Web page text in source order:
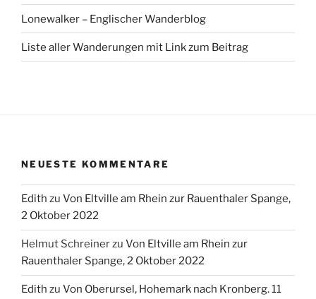
Lonewalker – Englischer Wanderblog
Liste aller Wanderungen mit Link zum Beitrag
NEUESTE KOMMENTARE
Edith zu Von Eltville am Rhein zur Rauenthaler Spange,
2 Oktober 2022
Helmut Schreinerzu Von Eltville am Rhein zur
Rauenthaler Spange, 2 Oktober 2022
Edith zu Von Oberursel, Hohemark nach Kronberg. 11